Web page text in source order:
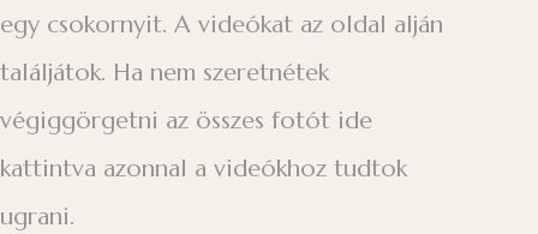
egy csokornyit. A videókat az oldal alján
találjátok. Ha nem szeretnétek
végiggörgetni az összes fotót ide
kattintva azonnal a videókhoz tudtok
ugrani.